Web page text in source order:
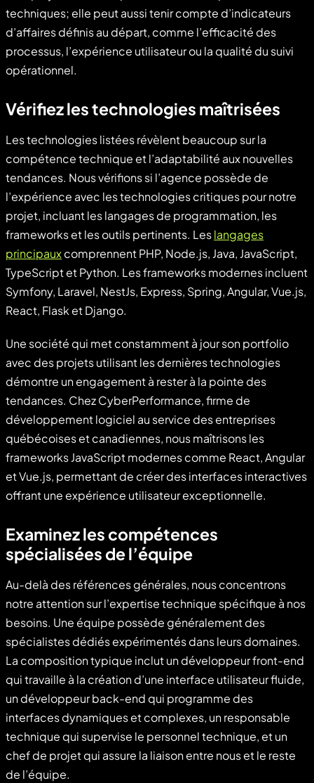
techniques; elle peut aussi tenir compte d’indicateurs
d’affaires définis au départ, comme l’efficacité des
processus, l’expérience utilisateur ou la qualité du suivi
opérationnel.
Vérifiez les technologies maîtrisées
Les technologies listées révèlent beaucoup sur la
compétence technique et l’adaptabilité aux nouvelles
tendances. Nous vérifions si l’agence possède de
l’expérience avec les technologies critiques pour notre
projet, incluant les langages de programmation, les
frameworks et les outils pertinents. Leslangages
principauxcomprennent PHP, Node.js, Java, JavaScript,
TypeScript et Python. Les frameworks modernes incluent
Symfony, Laravel, NestJs, Express, Spring, Angular, Vue.js,
React, Flask et Django.
Une société qui met constamment à jour son portfolio
avec des projets utilisant les dernières technologies
démontre un engagement à rester à la pointe des
tendances. Chez CyberPerformance, firme de
développement logiciel au service des entreprises
québécoises et canadiennes, nous maîtrisons les
frameworks JavaScript modernes comme React, Angular
et Vue.js, permettant de créer des interfaces interactives
offrant une expérience utilisateur exceptionnelle.
Examinez les compétences
spécialisées de l’équipe
Au-delà des références générales, nous concentrons
notre attention sur l’expertise technique spécifique à nos
besoins. Une équipe possède généralement des
spécialistes dédiés expérimentés dans leurs domaines.
La composition typique inclut un développeur front-end
qui travaille à la création d’une interface utilisateur fluide,
un développeur back-end qui programme des
interfaces dynamiques et complexes, un responsable
technique qui supervise le personnel technique, et un
chef de projet qui assure la liaison entre nous et le reste
de l’équipe.